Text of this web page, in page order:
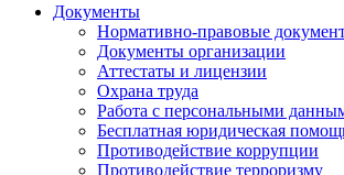
Документы
Нормативно-правовые
Документы организации
Аттестаты и лицензии
Охрана труда
Работа с персональными
Бесплатная юридическая
Противодействие коррупции
Противодействие терроризму